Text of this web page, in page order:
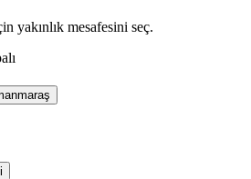
yakınlık mesafesini seç.